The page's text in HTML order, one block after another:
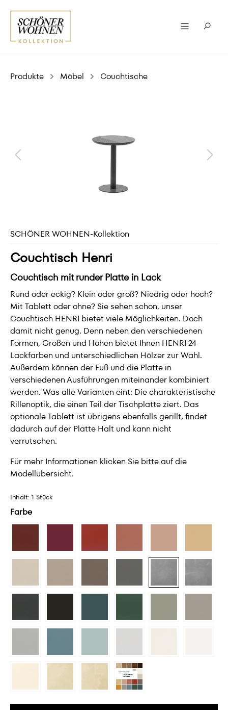
Produkte Möbel Couchtische
SCHÖNER WOHNEN-Kollektion
Couchtisch Henri
Couchtisch mit runder Platte in Lack
Rund oder eckig? Klein oder groß? Niedrig oder hoch?
Mit Tablett oder ohne? Sie sehen schon, unser
Couchtisch HENRI bietet viele Möglichkeiten. Doch
damit nicht genug. Denn neben den verschiedenen
Formen, Größen und Höhen bietet Ihnen HENRI 24
Lackfarben und unterschiedlichen Hölzer zur Wahl.
Außerdem können der Fuß und die Platte in
verschiedenen Ausführungen miteinander kombiniert
werden. Was alle Varianten eint: Die charakteristische
Rillenoptik, die einen Teil der Tischplatte ziert. Das
optionale Tablett ist übrigens ebenfalls gerillt, findet
dadurch auf der Platte Halt und kann nicht
verrutschen.
Für mehr Informationen klicken Sie bitte auf die
Modellübersicht.
Inhalt: 1 Stück
Farbe